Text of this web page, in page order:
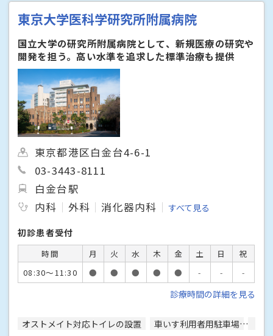
東京大学医科学研究所附属病院
国立大学の研究所附属病院として、新規医療の研究や
開発を担う。高い水準を追求した標準治療も提供
東京都港区白金台4-6-1
03-3443-8111
白金台駅
内科
外科 消化器内科 すべて見る
初診患者受付
時間 月 火 水 木 金 土 日
祝
08:30～11:30
● ● ● ● ● - - -
診療時間の詳細を見る
オストメイト対応トイレの設置 車いす利用者用駐車場